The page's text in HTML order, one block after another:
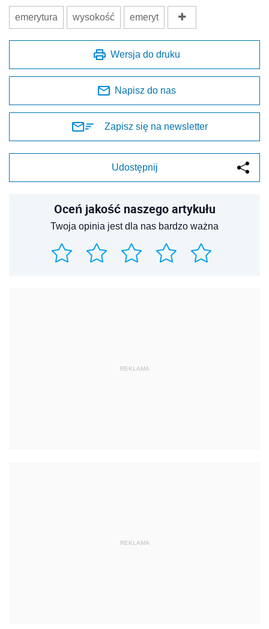
emerytura wysokość emeryt
Wersja do druku
Napisz do nas
Zapisz się na newsletter
Udostępnij
Oceń jakość naszego artykułu
Twoja opinia jest dla nas bardzo ważna
REKLAMA
REKLAMA